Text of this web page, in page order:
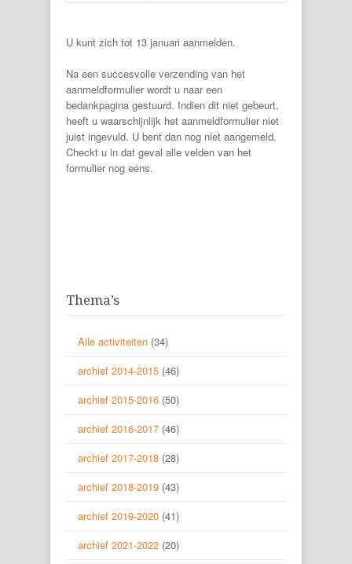
U kunt zich tot 13 januari aanmelden.
Na een succesvolle verzending van het
aanmeldformulier wordt u naar een
bedankpagina gestuurd. Indien dit niet gebeurt,
heeft u waarschijnlijk het aanmeldformulier niet
juist ingevuld. U bent dan nog niet aangemeld.
Checkt u in dat geval alle velden van het
formulier nog eens.
Thema’s
Alle activiteiten (34)
archief 2014-2015 (46)
archief 2015-2016 (50)
archief 2016-2017 (46)
archief 2017-2018 (28)
archief 2018-2019 (43)
archief 2019-2020 (41)
archief 2021-2022 (20)